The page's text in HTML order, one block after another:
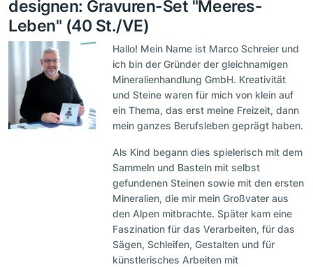
designen: Gravuren-Set "Meeres-
Leben" (40 St./VE)
Hallo! Mein Name ist Marco Schreier und
ich bin der Gründer der gleichnamigen
Mineralienhandlung GmbH. Kreativität
und Steine waren für mich von klein auf
ein Thema, das erst meine Freizeit, dann
mein ganzes Berufsleben geprägt haben.
Als Kind begann dies spielerisch mit dem
Sammeln und Basteln mit selbst
gefundenen Steinen sowie mit den ersten
Mineralien, die mir mein Großvater aus
den Alpen mitbrachte. Später kam eine
Faszination für das Verarbeiten, für das
Sägen, Schleifen, Gestalten und für
künstlerisches Arbeiten mit